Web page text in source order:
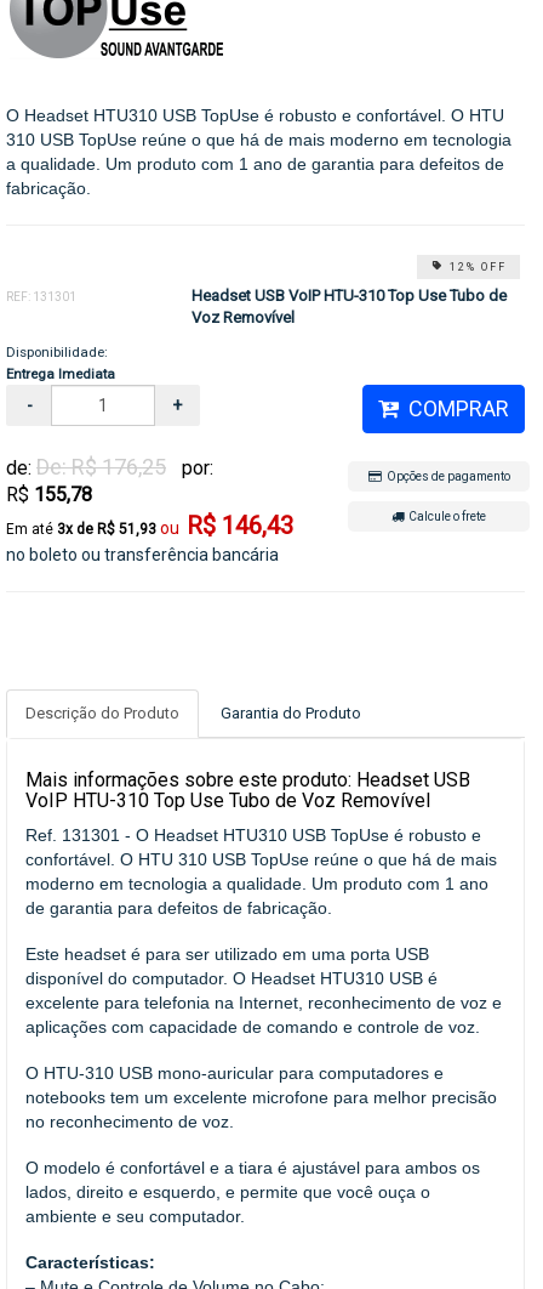
O Headset HTU310 USB TopUse é robusto e confortável. O HTU
310 USB TopUse reúne o que há de mais moderno em tecnologia
a qualidade. Um produto com 1 ano de garantia para defeitos de
fabricação.
12% OFF
REF: 131301
Headset USB VoIP HTU-310 Top Use Tubo de
Voz Removível
Disponibilidade:
Entrega Imediata
- + COMPRAR
de: De: R$ 176,25
por:
R$ 155,78
3x de R$ 51,93 R$ 146,43
no boleto ou transferência bancária
Opções de pagamento
Calcule o frete
Descrição do Produto Garantia do Produto
Mais informações sobre este produto: Headset USB
VoIP HTU-310 Top Use Tubo de Voz Removível
Ref. 131301 - O Headset HTU310 USB TopUse é robusto e
confortável. O HTU 310 USB TopUse reúne o que há de mais
moderno em tecnologia a qualidade. Um produto com 1 ano
de garantia para defeitos de fabricação.
Este headset é para ser utilizado em uma porta USB
disponível do computador. O Headset HTU310 USB é
excelente para telefonia na Internet, reconhecimento de voz e
aplicações com capacidade de comando e controle de voz.
O HTU-310 USB mono-auricular para computadores e
notebooks tem um excelente microfone para melhor precisão
no reconhecimento de voz.
O modelo é confortável e a tiara é ajustável para ambos os
lados, direito e esquerdo, e permite que você ouça o
ambiente e seu computador.
Características: